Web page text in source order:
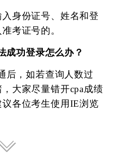
身份证号、姓名和登
考证号的。
成功登录怎么办？
后，如若查询人数过
大家尽量错开cpa成绩
各位考生使用IE浏览